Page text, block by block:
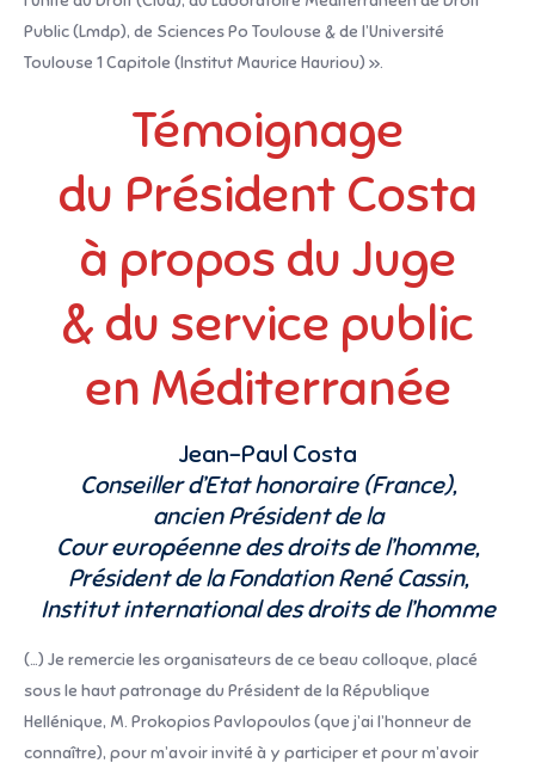
Public (Lmdp), de Sciences Po Toulouse & de l’Université
Toulouse 1 Capitole (Institut Maurice Hauriou) ».
Témoignage
du Président Costa
à propos du Juge
& du service public
en Méditerranée
Jean-Paul Costa
Conseiller d’Etat honoraire (France),
ancien Président de la
Cour européenne des droits de l’homme,
Président de la Fondation René Cassin,
Institut international des droits de l’homme
(…) Je remercie les organisateurs de ce beau colloque, placé
sous le haut patronage du Président de la République
Hellénique, M. Prokopios Pavlopoulos (que j’ai l’honneur de
connaître), pour m’avoir invité à y participer et pour m’avoir